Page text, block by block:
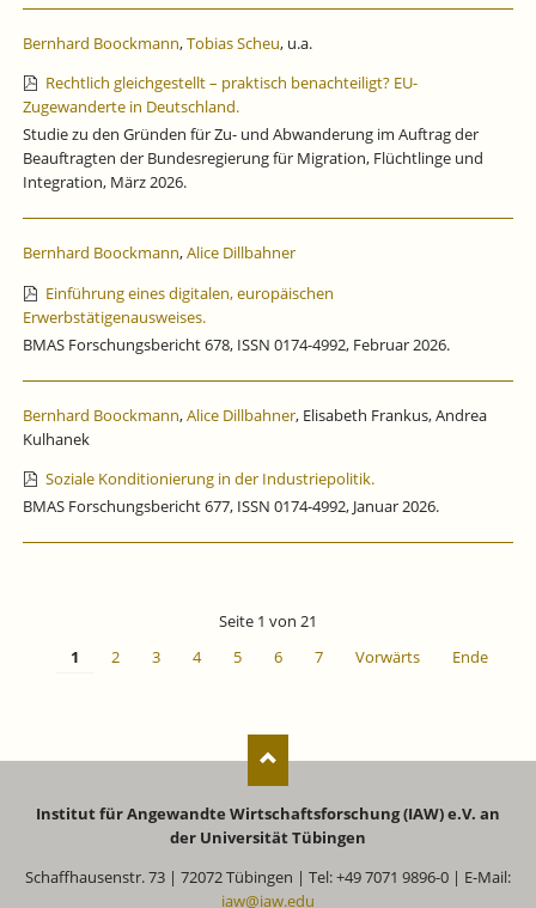
Bernhard Boockmann,Tobias Scheu, u.a.
Rechtlich gleichgestellt – praktisch benachteiligt? EU-
Zugewanderte in Deutschland.
Studie zu den Gründen für Zu- und Abwanderung im Auftrag der
Beauftragten der Bundesregierung für Migration, Flüchtlinge und
Integration, März 2026.
Bernhard Boockmann,Alice Dillbahner
Einführung eines digitalen, europäischen
Erwerbstätigenausweises.
BMAS Forschungsbericht 678, ISSN 0174-4992, Februar 2026.
Bernhard Boockmann,Alice Dillbahner, Elisabeth Frankus, Andrea
Kulhanek
Soziale Konditionierung in der Industriepolitik.
BMAS Forschungsbericht 677, ISSN 0174-4992, Januar 2026.
Seite 1 von 21
1
2 3 4 5 6 7 Vorwärts Ende
Institut für Angewandte Wirtschaftsforschung (IAW) e.V. an
der Universität Tübingen
Schaffhausenstr. 73 | 72072 Tübingen | Tel: +49 7071 9896-0 | E-Mail:
iaw@iaw.edu